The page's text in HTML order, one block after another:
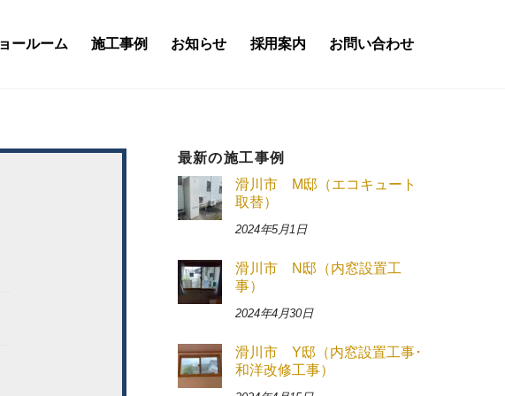
ールーム 施工事例 お知らせ 採用案内 お問い合わせ
最新の施工事例
滑川市 M邸（エコキュート
取替）
2024年5月1日
滑川市 N邸（内窓設置工
事）
2024年4月30日
滑川市 Y邸（内窓設置工事･
和洋改修工事）